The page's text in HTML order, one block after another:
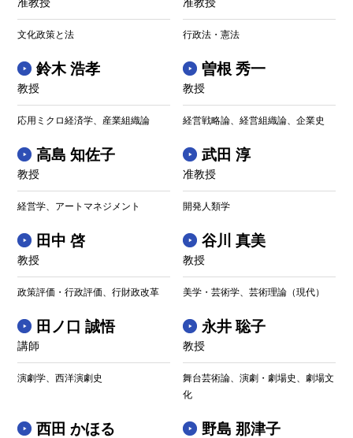
文化政策と法 行政法・憲法
鈴木 浩孝
教授
応用ミクロ経済学、産業組織論
曽根 秀一
教授
経営戦略論、経営組織論、企業史
高島 知佐子
教授
経営学、アートマネジメント
武田 淳
准教授
開発人類学
田中 啓
教授
政策評価・行政評価、行財政改革
谷川 真美
教授
美学・芸術学、芸術理論（現代）
田ノ口 誠悟
講師
演劇学、西洋演劇史
永井 聡子
教授
舞台芸術論、演劇・劇場史、劇場文
化
西田 かほる 野島 那津子